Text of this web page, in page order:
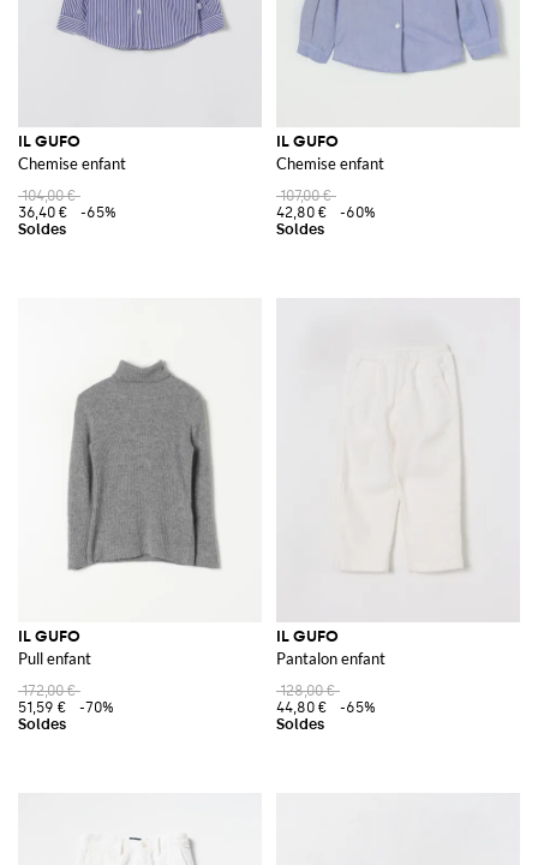
IL GUFO
Chemise enfant
104,00 €
36,40 €
-65%
IL GUFO
Chemise enfant
107,00 €
42,80 €
-60%
IL GUFO
Pull enfant
172,00 €
51,59 €
-70%
IL GUFO
Pantalon enfant
128,00 €
44,80 €
-65%